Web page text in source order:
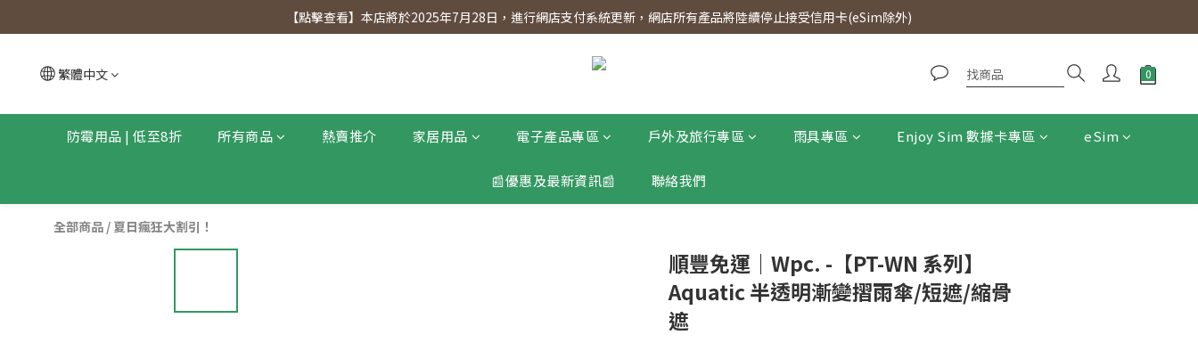
【點擊查看】會員專享 星期三全單95折!!!（優惠期至2026年12月31日）。滿$300即免運費。
【點擊查看】本店將於2025年7月28日，進行網店支付系統更新，網店所有產品將陸續停止接受信用卡(eSim除外)
繁體中文
防霉用品 | 低至8折 所有商品 熱賣推介 家居用品 電子產品專區 戶外及旅行專區 雨具專區 Enjoy Sim 數據卡專區 eSim
📰優惠及最新資訊📰 聯絡我們
全部商品 / 夏日瘋狂大割引！
順豐免運｜Wpc. -【PT-WN 系列】
Aquatic 半透明漸變摺雨傘/短遮/縮骨
遮